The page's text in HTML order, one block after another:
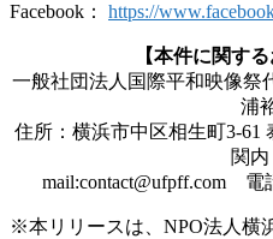
Facebook： https://
【本件に関す
一般社団法人国際平和映像祭
浦
住所：横浜市中区相生町3-61
関
mail:contact@ufpff.com 電
※本リリースは、NPO法人横